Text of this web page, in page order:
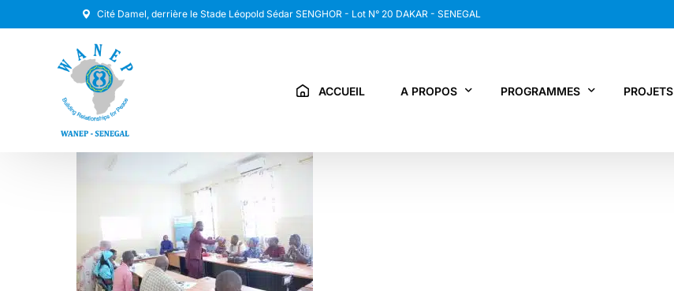
Cité Damel, derrière le Stade Léopold Sédar SENGHOR - Lot N° 20 DAKAR - SENEGAL
ACCUEIL A PROPOS PROGRAMMES PROJETS